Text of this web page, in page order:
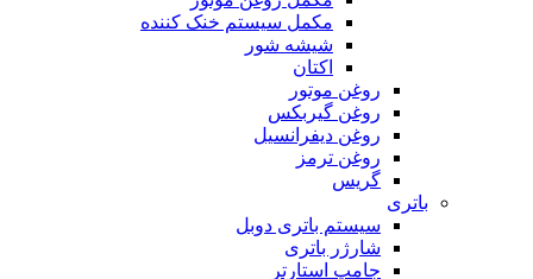
مکمل سیستم خنک کننده
شیشه شور
اکتان
روغن موتور
روغن گیربکس
روغن دیفرانسیل
روغن ترمز
گریس
باتری
سیستم باتری دوبل
شارژر باتری
جامپ استارتر